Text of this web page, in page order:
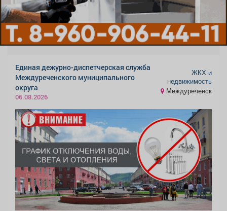
Единая дежурно-диспетчерская служба
Междуреченского муниципального
округа
06.08.2026
ЖКХ и
недвижимость
Междуреченск